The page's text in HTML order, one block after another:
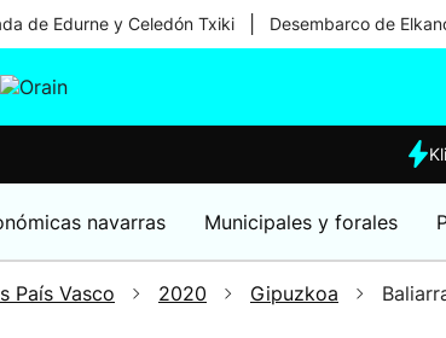
de Edurne y Celedón Txiki Desembarco de
navarras Municipales y forales
País Vasco 2020 Gipuzkoa